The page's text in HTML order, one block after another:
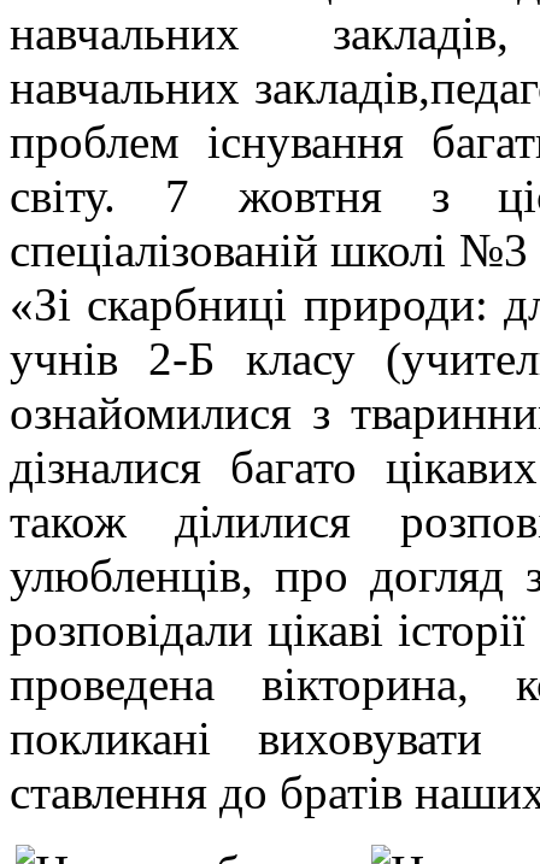
навчальних
навчальних
проблем існування
світу. 7 жовтня з
спеціалізованій школі
«Зі скарбниці природи:
учнів 2-Б класу
ознайомилися з
дізналися багато
також ділилися
улюбленців, про догляд
розповідали цікаві
проведена вікторина,
покликані
ставлення до братів